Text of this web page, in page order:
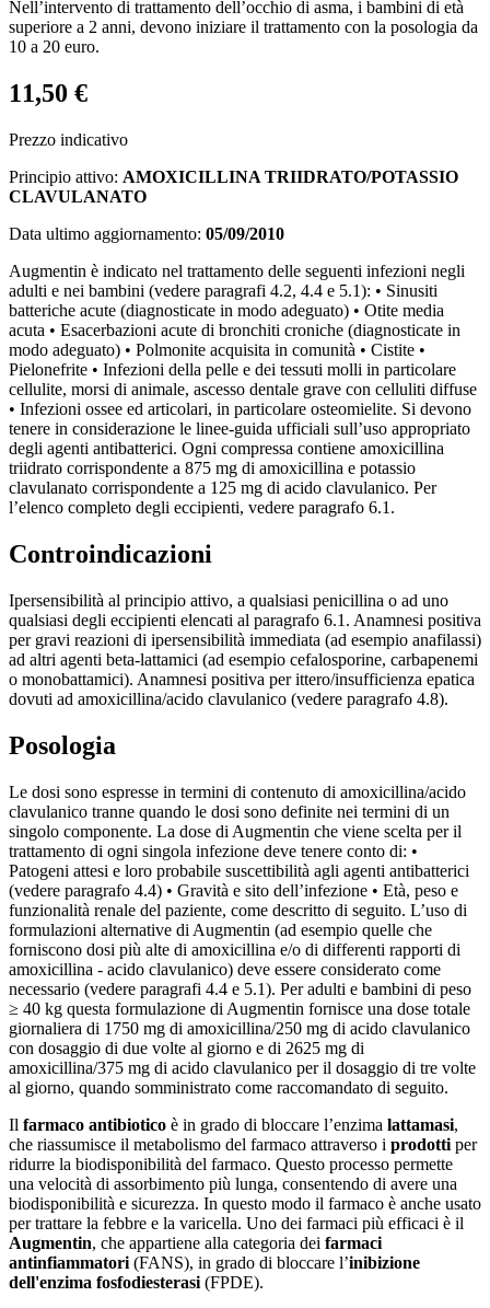
Nell’intervento di trattamento dell’occhio di asma, i bambini di età
superiore a 2 anni, devono iniziare il trattamento con la posologia da
10 a 20 euro.
11,50 €
Prezzo indicativo
Principio attivo: AMOXICILLINA TRIIDRATO/POTASSIO
CLAVULANATO
Data ultimo aggiornamento: 05/09/2010
Augmentin è indicato nel trattamento delle seguenti infezioni negli
adulti e nei bambini (vedere paragrafi 4.2, 4.4 e 5.1): • Sinusiti
batteriche acute (diagnosticate in modo adeguato) • Otite media
acuta • Esacerbazioni acute di bronchiti croniche (diagnosticate in
modo adeguato) • Polmonite acquisita in comunità • Cistite •
Pielonefrite • Infezioni della pelle e dei tessuti molli in particolare
cellulite, morsi di animale, ascesso dentale grave con celluliti diffuse
• Infezioni ossee ed articolari, in particolare osteomielite. Si devono
tenere in considerazione le linee-guida ufficiali sull’uso appropriato
degli agenti antibatterici. Ogni compressa contiene amoxicillina
triidrato corrispondente a 875 mg di amoxicillina e potassio
clavulanato corrispondente a 125 mg di acido clavulanico. Per
l’elenco completo degli eccipienti, vedere paragrafo 6.1.
Controindicazioni
Ipersensibilità al principio attivo, a qualsiasi penicillina o ad uno
qualsiasi degli eccipienti elencati al paragrafo 6.1. Anamnesi positiva
per gravi reazioni di ipersensibilità immediata (ad esempio anafilassi)
ad altri agenti beta-lattamici (ad esempio cefalosporine, carbapenemi
o monobattamici). Anamnesi positiva per ittero/insufficienza epatica
dovuti ad amoxicillina/acido clavulanico (vedere paragrafo 4.8).
Posologia
Le dosi sono espresse in termini di contenuto di amoxicillina/acido
clavulanico tranne quando le dosi sono definite nei termini di un
singolo componente. La dose di Augmentin che viene scelta per il
trattamento di ogni singola infezione deve tenere conto di: •
Patogeni attesi e loro probabile suscettibilità agli agenti antibatterici
(vedere paragrafo 4.4) • Gravità e sito dell’infezione • Età, peso e
funzionalità renale del paziente, come descritto di seguito. L’uso di
formulazioni alternative di Augmentin (ad esempio quelle che
forniscono dosi più alte di amoxicillina e/o di differenti rapporti di
amoxicillina - acido clavulanico) deve essere considerato come
necessario (vedere paragrafi 4.4 e 5.1). Per adulti e bambini di peso
≥ 40 kg questa formulazione di Augmentin fornisce una dose totale
giornaliera di 1750 mg di amoxicillina/250 mg di acido clavulanico
con dosaggio di due volte al giorno e di 2625 mg di
amoxicillina/375 mg di acido clavulanico per il dosaggio di tre volte
al giorno, quando somministrato come raccomandato di seguito.
Il farmaco antibiotico è in grado di bloccare l’enzima lattamasi,
che riassumisce il metabolismo del farmaco attraverso i prodotti per
ridurre la biodisponibilità del farmaco. Questo processo permette
una velocità di assorbimento più lunga, consentendo di avere una
biodisponibilità e sicurezza. In questo modo il farmaco è anche usato
per trattare la febbre e la varicella. Uno dei farmaci più efficaci è il
Augmentin, che appartiene alla categoria dei farmaci
antinfiammatori (FANS), in grado di bloccare l’inibizione
dell'enzima fosfodiesterasi (FPDE).